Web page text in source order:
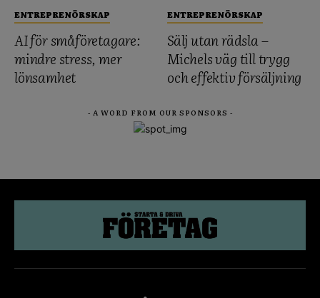
ENTREPRENÖRSKAP
AI för småföretagare:
mindre stress, mer
lönsamhet
ENTREPRENÖRSKAP
Sälj utan rädsla –
Michels väg till trygg
och effektiv försäljning
- A WORD FROM OUR SPONSORS -